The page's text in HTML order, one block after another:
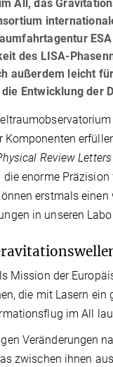
All, das
des LISA-
außerdem leicht
Entwicklung der
Komponenten
Review Letters
die enorme
erstmals
in unseren
Mission der
die mit Lasern
im All
Veränderungen
zwischen ihnen